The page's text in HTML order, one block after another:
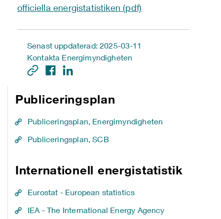
officiella energistatistiken (pdf)
Senast uppdaterad: 2025-03-11
Kontakta Energimyndigheten
Publiceringsplan
Publiceringsplan, Energimyndigheten
Publiceringsplan, SCB
Internationell energistatistik
Eurostat - European statistics
IEA - The International Energy Agency